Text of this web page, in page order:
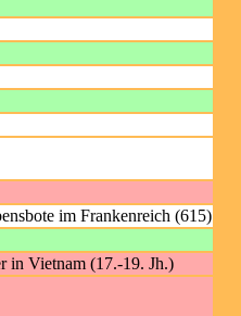
im Frankenreich (615)
in Vietnam (17.-19. Jh.)